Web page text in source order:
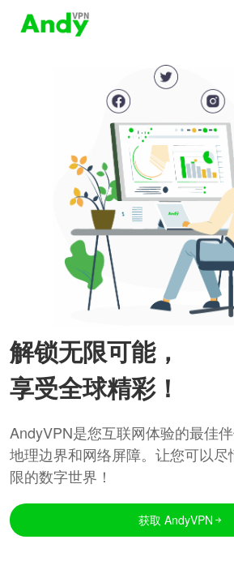
解锁无限可能，
享受全球精彩！
AndyVPN是您互联网体验的最佳
地理边界和网络屏障。让您可以
限的数字世界！
获取 AndyVPN